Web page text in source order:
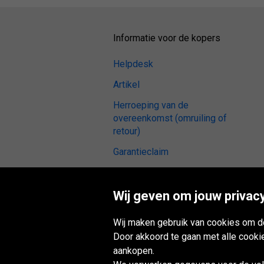
Informatie voor de kopers
Helpdesk
Artikel
Herroeping van de
overeenkomst (omruiling of
retour)
Garantieclaim
Algemene voorwaarden
Montagepunt
Digitale toegankelijkheid
Wij geven om jouw
Wij maken gebruik van cookies om
Door akkoord te gaan met alle
aankopen.